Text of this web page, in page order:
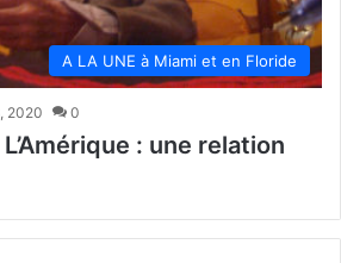
A LA UNE à Miami et en Floride
2020 0
: une relation